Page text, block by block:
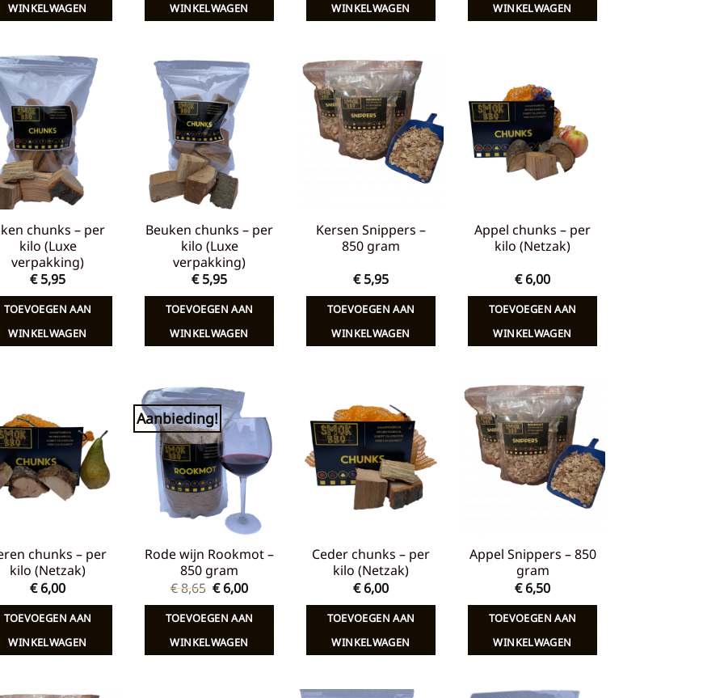
WINKELWAGEN
WINKELWAGEN
WINKELWAGEN
WINKELWAGEN
Toevoegen
aan
verlanglijst
chunks – per
kilo (Luxe
verpakking)
€5,95
TOEVOEGEN AAN
WINKELWAGEN
Toevoegen
aan
verlanglijst
Beuken chunks – per
kilo (Luxe
verpakking)
€5,95
TOEVOEGEN AAN
WINKELWAGEN
Toevoegen
aan
verlanglijst
Kersen Snippers –
850 gram
€5,95
TOEVOEGEN AAN
WINKELWAGEN
Toevoegen
aan
verlanglijst
Appel chunks – per
kilo (Netzak)
€6,00
TOEVOEGEN AAN
WINKELWAGEN
Toevoegen
aan
verlanglijst
chunks – per
kilo (Netzak)
€6,00
TOEVOEGEN AAN
WINKELWAGEN
Aanbieding!
Toevoegen
verlanglijst
Rode wijn Rookmot –
850 gram
€8,65 Oorspronkelijke
prijs
was:
€ 8,65.
€6,00Huidige
is:
€ 6,00.
TOEVOEGEN AAN
WINKELWAGEN
Toevoegen
aan
verlanglijst
Ceder chunks – per
kilo (Netzak)
€6,00
TOEVOEGEN AAN
WINKELWAGEN
Toevoegen
aan
verlanglijst
Appel Snippers – 850
gram
€6,50
TOEVOEGEN AAN
WINKELWAGEN